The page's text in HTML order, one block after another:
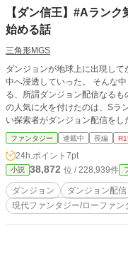
【ダン信王】#Aラン
始める話
三角形MGS
ダンジョンが地球上に出現してから五十年。 探索者とい
中へ浸透していった。 そんな中、ダンジョンを攻略するところをライブ配信す
る、所謂ダンジョン配信なるものがネ
の人気に火を付けたのは、S
い探索者がダンジョン配信を
ームが来ていた。 それを知った世界最強が気に食わないAランク探索者のクロ。
彼は世界最強を越えるべく、ダ
全然フィクション
ファンタジー 連載中 長編
24h.ポイント 7pt
小説 38,872 位 / 228,939件
ダンジョン ダンジョン配信
現代ファンタジー/ローファン